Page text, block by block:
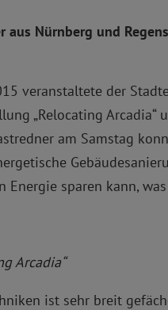
aus Nürnberg und
veranstaltete der
„Relocating
am Samstag
Energie sparen kann,
Arcadia“
ist sehr breit